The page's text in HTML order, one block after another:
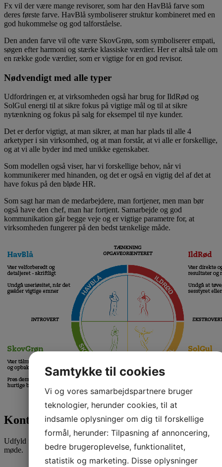
Fx vil der være mange revisorer, som har den HavBlå farve som
deres første farve. HavBlå symboliserer struktur kombineret med en
god hukommelse og god talforståelse.
Den anden farve vil ofte være SkovGrøn, som symboliserer empati,
søgen efter harmoni og stærke klassiske værdier. Her er altså tale om
en række gode værdier, som er vigtige for en god revisor.
Nødvendigt med alle typer
Udfordringen er, at virksomheden også har brug for IldRød og
SolGul energi til at sikre fokus på vigtige mål og til at sikre
nytænkning og fokus på salg for eksempel til nye kunder.
Det er derfor vigtigt, at man sikrer, at man har plads til alle 4
arketyper i sin virksomhed, og at man forstår, at vi alle er forskellige,
og at vi alle byder ind med unikke egenskaber.
Som modellen også viser, har vi forskellige behov, når vi
kommunikerer med hinanden, og det er også en vigtig del af det at
have fokus på den bløde HR.
Som sagt har man de medarbejdere, man fortjener, men man bør
også have den chef, man har fortjent. Samarbejde og god
kommunikation går begge veje og er vigtige parametre for, at
virksomheden fungerer på den bedst tænkelige måde.
Kontakt Attent
Udfyld formularen for at blive kontaktet vedr. et uforpligtende
møde.
Samtykke til cookies
Vi og vores samarbejdspartnere bruger
teknologier, herunder cookies, til at
indsamle oplysninger om dig til forskellige
formål, herunder: Tilpasning af annoncering,
bedre brugeroplevelse, funktionalitet,
statistik og marketing. Disse oplysninger